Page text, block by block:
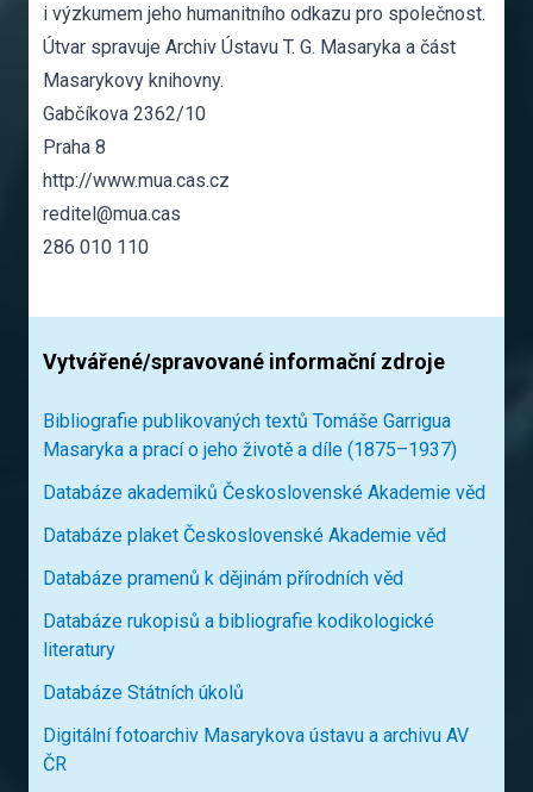
i výzkumem jeho humanitního odkazu pro společnost.
Útvar spravuje Archiv Ústavu T. G. Masaryka a část
Masarykovy knihovny.
Gabčíkova 2362/10
Praha 8
http://www.mua.cas.cz
reditel@mua.cas
286 010 110
Vytvářené/spravované informační zdroje
Bibliografie publikovaných textů Tomáše Garrigua
Masaryka a prací o jeho životě a díle (1875–1937)
Databáze akademiků Československé Akademie věd
Databáze plaket Československé Akademie věd
Databáze pramenů k dějinám přírodních věd
Databáze rukopisů a bibliografie kodikologické
literatury
Databáze Státních úkolů
Digitální fotoarchiv Masarykova ústavu a archivu AV
ČR